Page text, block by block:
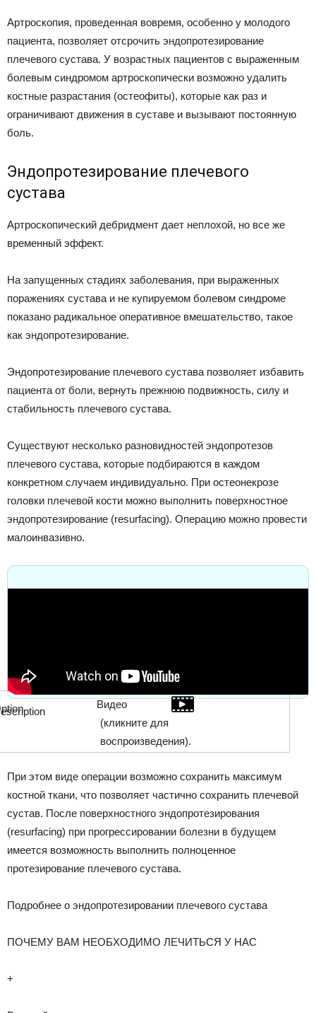
Артроскопия, проведенная вовремя, особенно у молодого
пациента, позволяет отсрочить эндопротезирование
плечевого сустава. У возрастных пациентов с выраженным
болевым синдромом артроскопически возможно удалить
костные разрастания (остеофиты), которые как раз и
ограничивают движения в суставе и вызывают постоянную
боль.
Эндопротезирование плечевого
сустава
Артроскопический дебридмент дает неплохой, но все же
временный эффект.
На запущенных стадиях заболевания, при выраженных
поражениях сустава и не купируемом болевом синдроме
показано радикальное оперативное вмешательство, такое
как эндопротезирование.
Эндопротезирование плечевого сустава позволяет избавить
пациента от боли, вернуть прежнюю подвижность, силу и
стабильность плечевого сустава.
Существуют несколько разновидностей эндопротезов
плечевого сустава, которые подбираются в каждом
конкретном случаем индивидуально. При остеонекрозе
головки плечевой кости можно выполнить поверхностное
эндопротезирование (resurfacing). Операцию можно провести
малоинвазивно.
Видео
(кликните для
воспроизведения).
При этом виде операции возможно сохранить максимум
костной ткани, что позволяет частично сохранить плечевой
сустав. После поверхностного эндопротезирования
(resurfacing) при прогрессировании болезни в будущем
имеется возможность выполнить полноценное
протезирование плечевого сустава.
Подробнее о эндопротезировании плечевого сустава
ПОЧЕМУ ВАМ НЕОБХОДИМО ЛЕЧИТЬСЯ У НАС
+